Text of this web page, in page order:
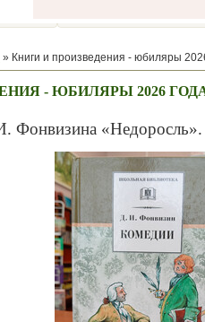
» Книги и произведения - юбиляры
- ЮБИЛЯРЫ 2026
Фонвизина «Недоросль».